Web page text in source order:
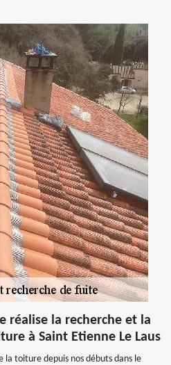
réalise la recherche et la
à Saint Etienne Le Laus
la toiture depuis nos débuts dans le